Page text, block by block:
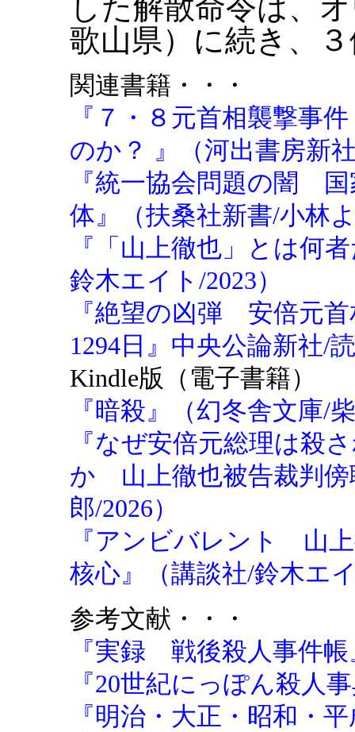
した解散命令は、
歌山県）に続き、
関連書籍・・・
『７・８元首相襲撃事
のか？ 』（河出書房新
『統一協会問題の闇
体』（扶桑社新書/小林
『「山上徹也」とは何
鈴木エイト/2023）
『絶望の凶弾 安倍元
1294日』中央公論新社/
Kindle版（電子書籍）
『暗殺』（幻冬舎文庫/
『なぜ安倍元総理は殺
か 山上徹也被告裁判傍
郎/2026）
『アンビバレント 山
核心』（講談社/鈴木エ
参考文献・・・
『実録 戦後殺人事件
『20世紀にっぽん殺人
『明治・大正・昭和・